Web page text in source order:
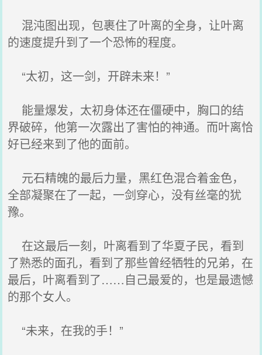
混沌图出现，包裹住了叶离的全身，让叶离
的速度提升到了一个恐怖的程度。
“太初，这一剑，开辟未来！”
能量爆发，太初身体还在僵硬中，胸口的结
界破碎，他第一次露出了害怕的神通。而叶离恰
好已经来到了他的面前。
元石精魄的最后力量，黑红色混合着金色，
全部凝聚在了一起，一剑穿心，没有丝毫的犹
豫。
在这最后一刻，叶离看到了华夏子民，看到
了熟悉的面孔，看到了那些曾经牺牲的兄弟，在
最后，叶离看到了……自己最爱的，也是最遗憾
的那个女人。
“未来，在我的手！”